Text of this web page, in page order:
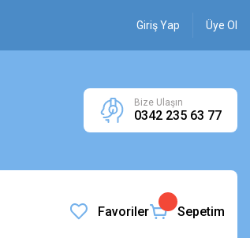
Giriş Yap Üye Ol
Bize Ulaşın
0342 235 63 77
Favoriler Sepetim